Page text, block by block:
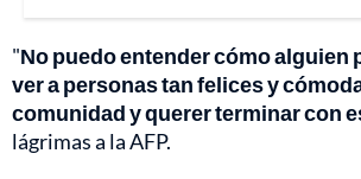
"No puedo entender cómo alguien
ver a personas tan felices y
comunidad y querer terminar con
lágrimas a la AFP.